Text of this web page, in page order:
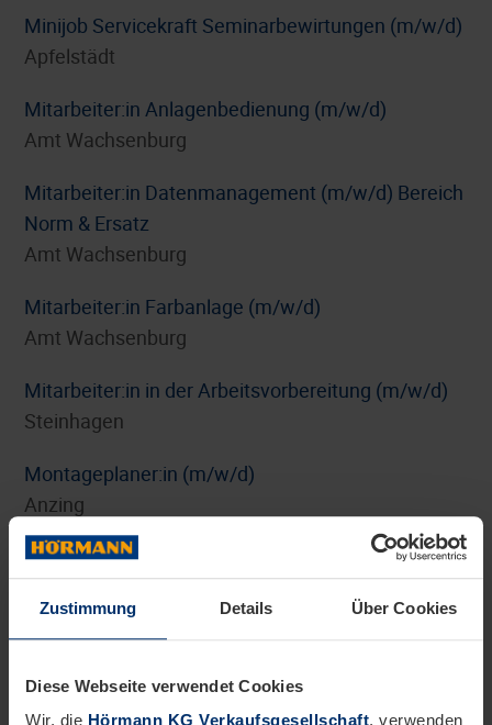
Zustimmung Details Über Cookies
Diese Webseite verwendet Cookies
Wir, die Hörmann KG Verkaufsgesellschaft, verwenden
Minijob Servicekraft Seminarbewirtungen (m/w/d)
Apfelstädt
Mitarbeiter:in Anlagenbedienung (m/w/d)
Amt Wachsenburg
Mitarbeiter:in Datenmanagement (m/w/d) Bereich
Norm & Ersatz
Amt Wachsenburg
Mitarbeiter:in Farbanlage (m/w/d)
Amt Wachsenburg
Mitarbeiter:in in der Arbeitsvorbereitung (m/w/d)
Steinhagen
Montageplaner:in (m/w/d)
Anzing
Personalreferent:in Benefits und HR-Marketing
(m/w/d)
Steinhagen